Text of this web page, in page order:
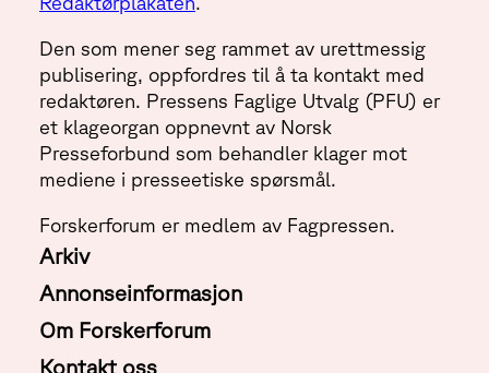
Den som mener seg rammet av urettmessig
publisering, oppfordres til å ta kontakt med
redaktøren. Pressens Faglige Utvalg (PFU) er
et klageorgan oppnevnt av Norsk
Presseforbund som behandler klager mot
mediene i presseetiske spørsmål.
Forskerforum er medlem av Fagpressen.
Arkiv
Annonseinformasjon
Om Forskerforum
Kontakt oss